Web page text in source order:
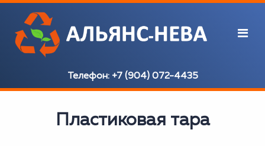
Телефон: +7 (904) 072-4435
Пластиковая тара